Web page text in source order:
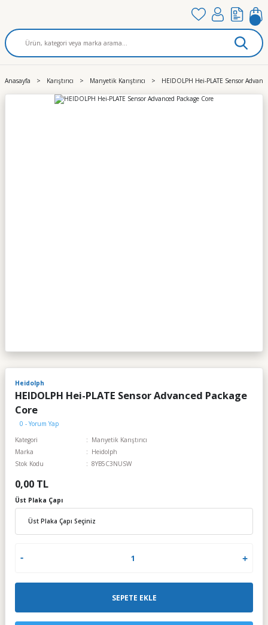
Anasayfa Karıştırıcı Manyetik Karıştırıcı HEIDOLPH Hei-PLATE Sensor
Heidolph
HEIDOLPH Hei-PLATE Sensor Advanced Package
Core
0 - Yorum Yap
Kategori
Manyetik Karıştırıcı
Marka
Heidolph
Stok Kodu
8YB5C3NUSW
0,00 TL
Üst Plaka Çapı
SEPETE EKLE